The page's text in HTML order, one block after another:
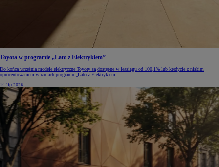
Toyota w programie „Lato z Elektrykiem”
Do końca września modele elektryczne Toyoty są dostępne w leasingu od 100,1% lub kredycie z niskim
oprocentowaniem w ramach programu „Lato z Elektrykiem”.
14 lip 2026